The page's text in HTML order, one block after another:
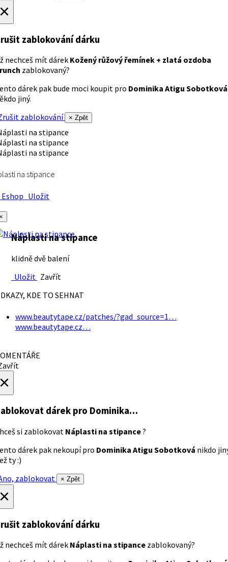
zablokování dárku
nechceš mít dárek Kožený růžový řemínek + zlatá ozdoba
zablokovaný?
dárek pak bude moci koupit pro Dominika Atigu Sobotková
jiný.
zablokování
× Zpět
na stipance
Uložit
Náplasti na stipance
klidně dvě balení
Uložit Zavřít
KDE TO SEHNAT
www.beautytape.cz/patches/?gad_source=1…
www.beautytape.cz…
dárek pro Dominika…
si zablokovat Náplasti na stipance?
dárek pak nekoupí pro Dominika Atigu Sobotková nikdo
ty :)
zablokovat
× Zpět
zablokování dárku
nechceš mít dárek Náplasti na stipance zablokovaný?